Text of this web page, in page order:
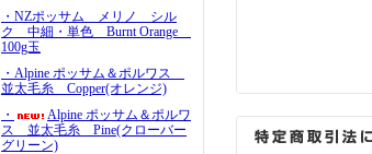
・NZポッサム メリノ シル
ク 中細・単色 Burnt Orange
100g玉
・Alpine ポッサム＆ポルワス
並太毛糸 Copper(オレンジ)
・
Alpine ポッサム＆ポルワ
ス 並太毛糸 Pine(クローバー
グリーン)